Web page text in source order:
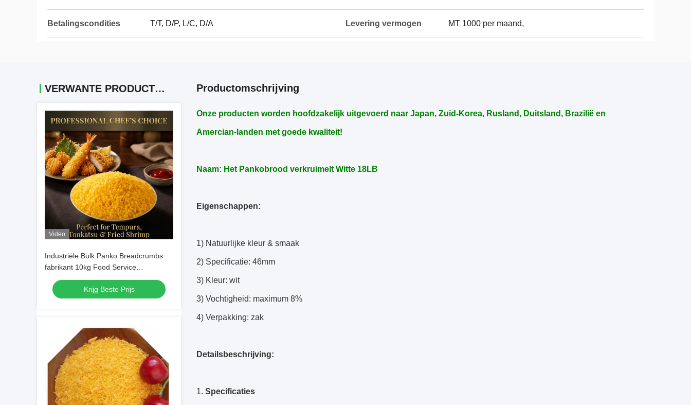
Betalingscondities T/T, D/P, L/C, D/A Levering vermogen MT 1000 per maand,
VERWANTE PRODUCTEN
Video
Industriële Bulk Panko Breadcrumbs
fabrikant 10kg Food Service
verpakking
Krijg Beste Prijs
Productomschrijving
Onze producten worden hoofdzakelijk uitgevoerd naar Japan, Zuid-Korea, Rusland, Duitsland, Brazilië en
Amercian-landen met goede kwaliteit!
Naam: Het Pankobrood verkruimelt Witte 18LB
Eigenschappen:
1) Natuurlijke kleur & smaak
2) Specificatie: 46mm
3) Kleur: wit
3) Vochtigheid: maximum 8%
4) Verpakking: zak
Detailsbeschrijving:
Specificaties